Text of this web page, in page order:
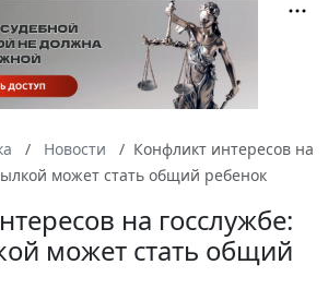
Новости
Конфликт интересов на
может стать общий ребенок
на госслужбе:
может стать общий